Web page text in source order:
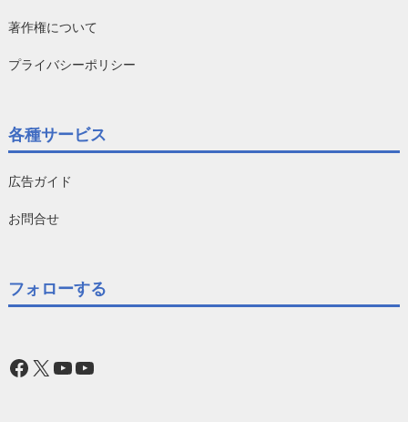
著作権について
プライバシーポリシー
各種サービス
広告ガイド
お問合せ
フォローする
Facebook
X YouTube
YouTube